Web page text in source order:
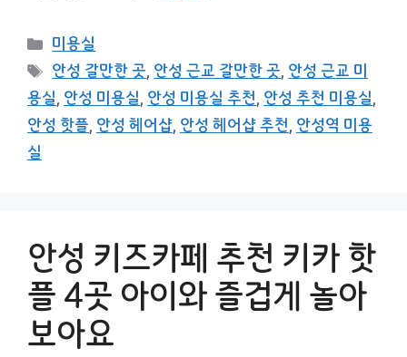
카
테
고
리
미용실
태
그
안성 갈만한 곳, 안성 근교 갈만한 곳, 안성 근교 미
용실, 안성 미용실, 안성 미용실 추천, 안성 추천 미용실,
안성 핫플, 안성 헤어샵, 안성 헤어샵 추천, 안성역 미용
실
안성 키즈카페 추천 키카 핫
플 4곳 아이와 즐겁게 놀아
보아요